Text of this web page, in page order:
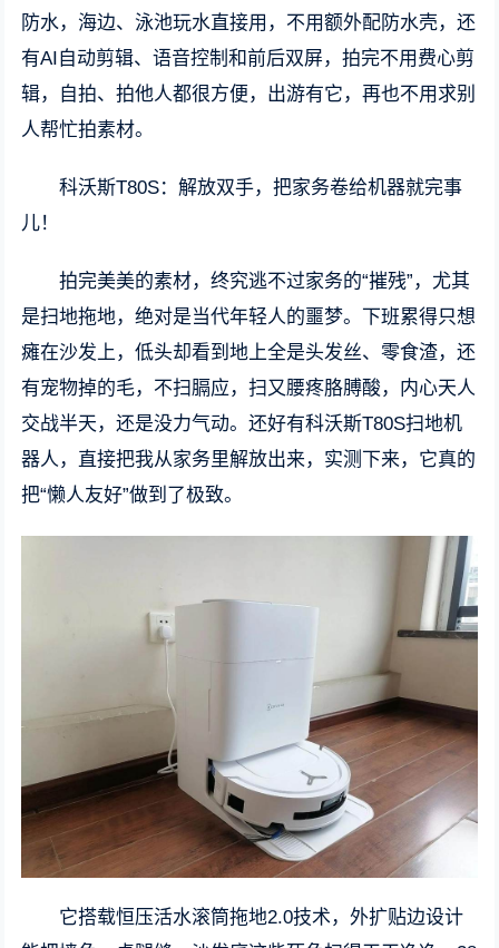
防水，海边、泳池玩水直接用，不用额外配防水壳，还
有AI自动剪辑、语音控制和前后双屏，拍完不用费心剪
辑，自拍、拍他人都很方便，出游有它，再也不用求别
人帮忙拍素材。
科沃斯T80S：解放双手，把家务卷给机器就完事
儿！
拍完美美的素材，终究逃不过家务的“摧残”，尤其
是扫地拖地，绝对是当代年轻人的噩梦。下班累得只想
瘫在沙发上，低头却看到地上全是头发丝、零食渣，还
有宠物掉的毛，不扫膈应，扫又腰疼胳膊酸，内心天人
交战半天，还是没力气动。还好有科沃斯T80S扫地机
器人，直接把我从家务里解放出来，实测下来，它真的
把“懒人友好”做到了极致。
它搭载恒压活水滚筒拖地2.0技术，外扩贴边设计